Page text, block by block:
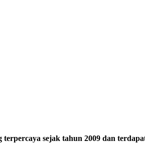
sejak tahun 2009 dan